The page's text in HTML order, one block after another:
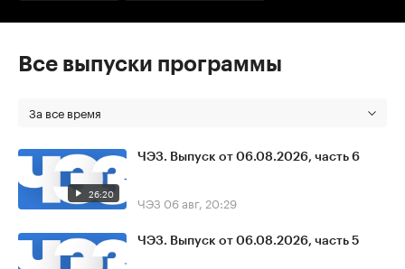
Все выпуски программы
За все время
26:20
ЧЭЗ. Выпуск от 06.08.2026, часть 6
ЧЭЗ 06 авг, 20:29
ЧЭЗ. Выпуск от 06.08.2026, часть 5